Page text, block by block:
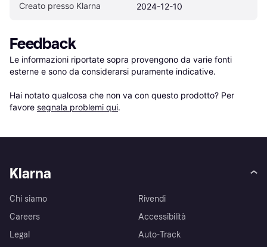
Creato presso Klarna 2024-12-10
Feedback
Le informazioni riportate sopra provengono da varie fonti
esterne e sono da considerarsi puramente indicative.
Hai notato qualcosa che non va con questo prodotto? Per
favore segnala problemi qui.
Klarna
Chi siamo
Careers
Legal
Rivendi
Accessibilità
Auto-Track